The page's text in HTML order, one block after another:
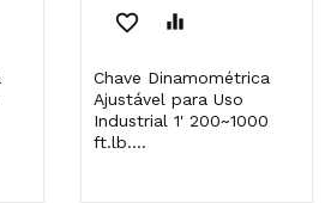
favorite_border equalizer
Chave Dinamométrica
Ajustável para Uso
Industrial 1' 200~1000
ft.lb....